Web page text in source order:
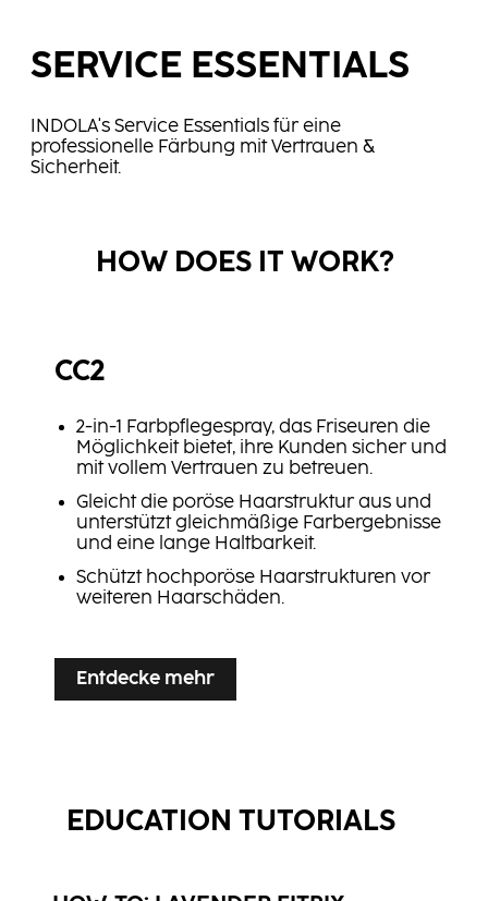
SERVICE ESSENTIALS
INDOLA's Service Essentials für eine
professionelle Färbung mit Vertrauen &
Sicherheit.
HOW DOES IT WORK?
CC2
2-in-1 Farbpflegespray, das Friseuren die
Möglichkeit bietet, ihre Kunden sicher und
mit vollem Vertrauen zu betreuen.
Gleicht die poröse Haarstruktur aus und
unterstützt gleichmäßige Farbergebnisse
und eine lange Haltbarkeit.
Schützt hochporöse Haarstrukturen vor
weiteren Haarschäden.
Entdecke mehr
EDUCATION TUTORIALS